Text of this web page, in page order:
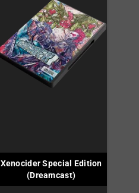
Xenocider Special Edition
(Dreamcast)